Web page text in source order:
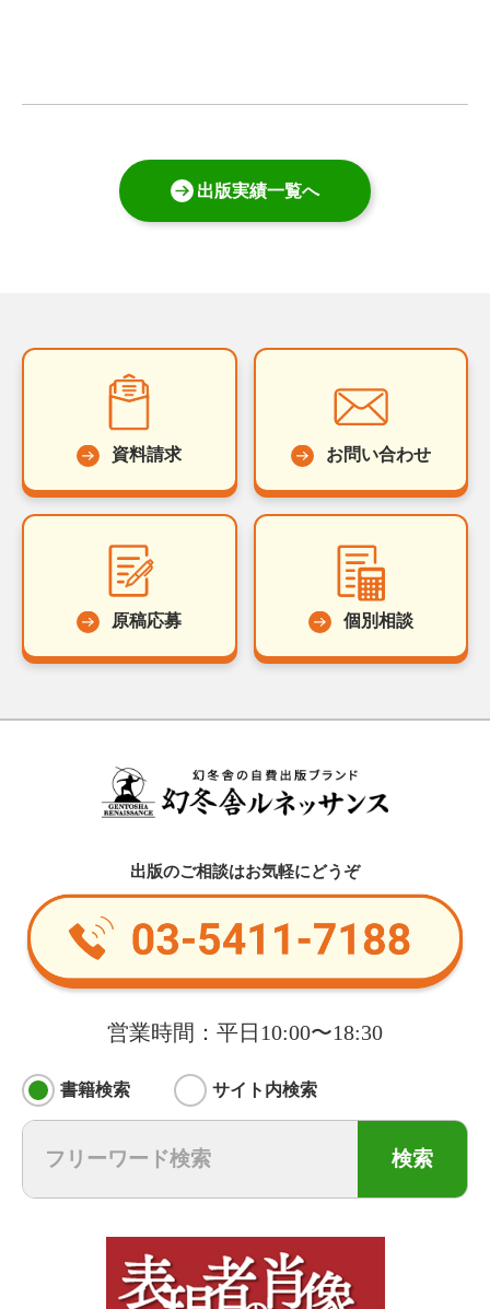
出版実績一覧へ
資料請求 お問い合わせ
原稿応募 個別相談
出版のご相談はお気軽にどうぞ
営業時間：平日10:00〜18:30
書籍検索 サイト内検索
検索